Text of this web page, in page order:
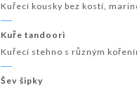
Kuřecí kousky bez kostí,
Kuře tandoori
Kuřecí stehno s různým
Šev šipky